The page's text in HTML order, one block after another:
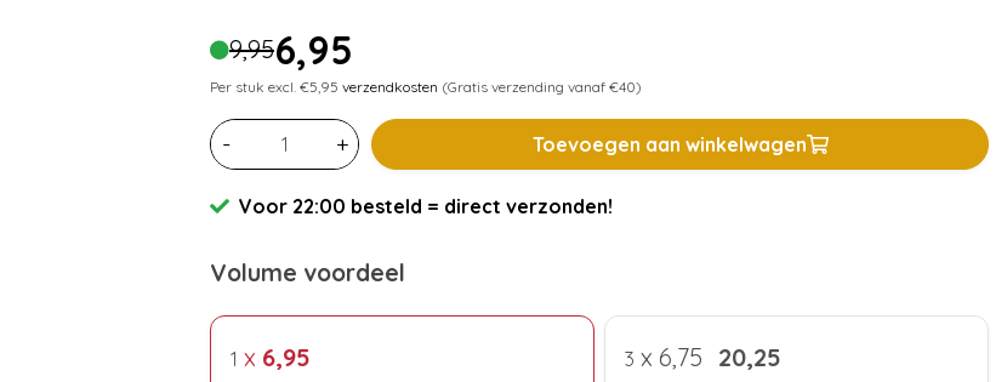
9,956,95
Per stuk excl. €5,95 verzendkosten (Gratis verzending vanaf €40)
- + Toevoegen aan winkelwagen
Voor 22:00 besteld = direct verzonden!
Volume voordeel
1 x 6,95 3 x 6,75 20,25